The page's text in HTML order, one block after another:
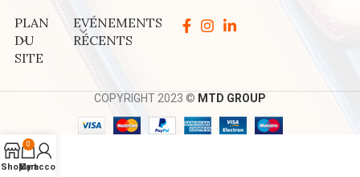
PLAN
DU
SITE
EVÉNEMENTS
RÉCENTS
COPYRIGHT 2023 © MTD GROUP
Shop
0
Cart
My account